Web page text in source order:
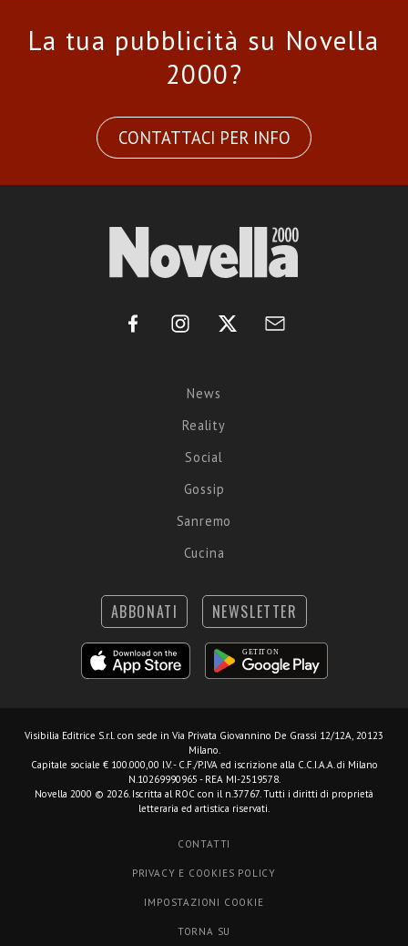
La tua pubblicità su Novella
2000?
CONTATTACI PER INFO
News
Reality
Social
Gossip
Sanremo
Cucina
ABBONATI NEWSLETTER
Visibilia Editrice S.r.l. con sede in Via Privata Giovannino De Grassi 12/12A, 20123
Milano.
Capitale sociale € 100.000,00 I.V. - C.F./P.IVA ed iscrizione alla C.C.I.A.A. di Milano
N.10269990965 - REA MI-2519578.
Novella 2000 © 2026. Iscritta al ROC con il n.37767. Tutti i diritti di proprietà
letteraria ed artistica riservati.
CONTATTI
PRIVACY E COOKIES POLICY
IMPOSTAZIONI COOKIE
TORNA SU